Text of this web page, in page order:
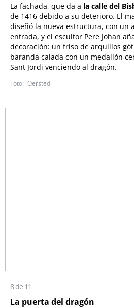
La fachada, que da a la calle del
de 1416 debido a su deterioro. El
diseñó la nueva estructura, con un
entrada, y el escultor Pere Johan
decoración: un friso de arquillos
baranda calada con un medallón
Sant Jordi venciendo al dragón.
Oersted
8 de 11
La puerta del dragón